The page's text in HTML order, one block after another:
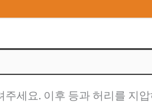
세요. 이후 등과 허리를 지